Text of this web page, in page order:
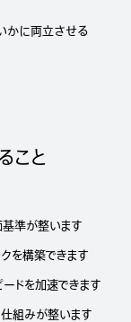
かに両立させる
こと
準が整います
を構築できます
ドを加速できます
仕組みが整います